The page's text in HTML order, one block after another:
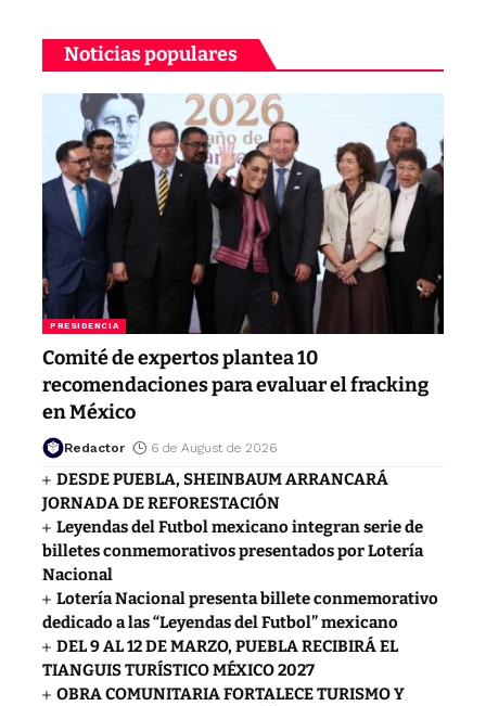
Noticias populares
PRESIDENCIA
Comité de expertos plantea 10
recomendaciones para evaluar el fracking
en México
Redactor 6 de August de 2026
DESDE PUEBLA, SHEINBAUM ARRANCARÁ
JORNADA DE REFORESTACIÓN
Leyendas del Futbol mexicano integran serie de
billetes conmemorativos presentados por Lotería
Nacional
Lotería Nacional presenta billete conmemorativo
dedicado a las “Leyendas del Futbol” mexicano
DEL 9 AL 12 DE MARZO, PUEBLA RECIBIRÁ EL
TIANGUIS TURÍSTICO MÉXICO 2027
OBRA COMUNITARIA FORTALECE TURISMO Y